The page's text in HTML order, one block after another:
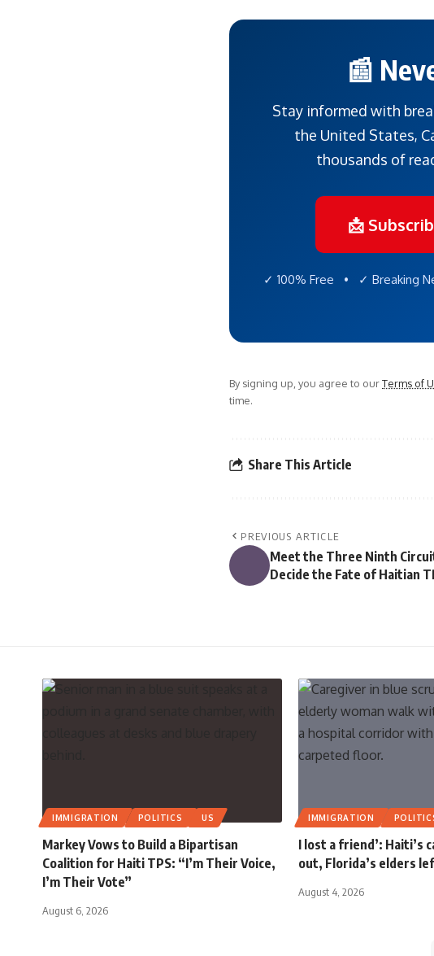
📰
Stay informed with
the United States,
thousands of
📩
✓ 100% Free • ✓ Breaking
By signing up, you agree to ourTerms of
time.
Share This Article
PREVIOUS ARTICLE
Meet the Three Ninth
Decide the Fate of Haitian
IMMIGRATION POLITICS US
Markey Vows to Build a Bipartisan
Coalition for Haiti TPS: “I’m Their Voice,
I’m Their Vote”
August 6, 2026
IMMIGRATION
I lost a friend’: Haiti’s
out, Florida’s elders
August 4, 2026